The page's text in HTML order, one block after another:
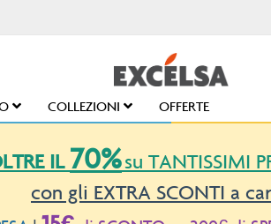
COLLEZIONI OFFERTE
IL 70%su TANTISSIMI
con gli EXTRA SCONTI a